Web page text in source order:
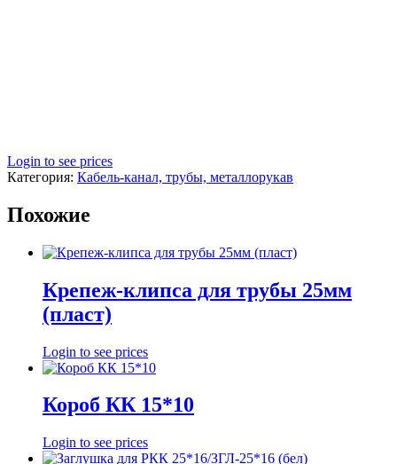
Login to see prices
Категория: Кабель-канал, трубы, металлорукав
Похожие
Крепеж-клипса для трубы 25мм
(пласт)
Login to see prices
Короб КК 15*10
Login to see prices